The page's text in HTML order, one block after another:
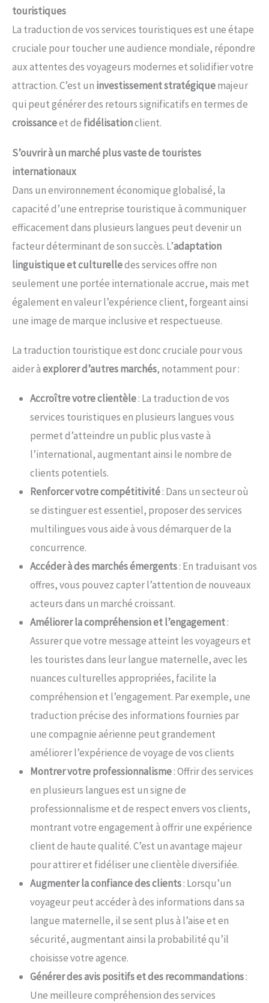
touristiques
La traduction de vos services touristiques est une étape
cruciale pour toucher une audience mondiale, répondre
aux attentes des voyageurs modernes et solidifier votre
attraction. C’est un investissement stratégiquemajeur
qui peut générer des retours significatifs en termes de
croissanceet de fidélisationclient.
S’ouvrir à un marché plus vaste de touristes
internationaux
Dans un environnement économique globalisé, la
capacité d’une entreprise touristique à communiquer
efficacement dans plusieurs langues peut devenir un
facteur déterminant de son succès. L’adaptation
linguistique et culturelledes services offre non
seulement une portée internationale accrue, mais met
également en valeur l’expérience client, forgeant ainsi
une image de marque inclusive et respectueuse.
La traduction touristique est donc cruciale pour vous
aider àexplorer d’autres marchés, notamment pour :
Accroître votre clientèle: La traduction de vos
services touristiques en plusieurs langues vous
permet d’atteindre un public plus vaste à
l’international, augmentant ainsi le nombre de
clients potentiels.
Renforcer votre compétitivité: Dans un secteur où
se distinguer est essentiel, proposer des services
multilingues vous aide à vous démarquer de la
concurrence.
Accéder à des marchés émergents: En traduisant vos
offres, vous pouvez capter l’attention de nouveaux
acteurs dans un marché croissant.
Améliorer la compréhension et l’engagement:
Assurer que votre message atteint les voyageurs et
les touristes dans leur langue maternelle, avec les
nuances culturelles appropriées, facilite la
compréhension et l’engagement. Par exemple, une
traduction précise des informations fournies par
une compagnie aérienne peut grandement
améliorer l’expérience de voyage de vos clients
Montrer votre professionnalisme: Offrir des services
en plusieurs langues est un signe de
professionnalisme et de respect envers vos clients,
montrant votre engagement à offrir une expérience
client de haute qualité. C’est un avantage majeur
pour attirer et fidéliser une clientèle diversifiée.
Augmenter la confiance des clients: Lorsqu’un
voyageur peut accéder à des informations dans sa
langue maternelle, il se sent plus à l’aise et en
sécurité, augmentant ainsi la probabilité qu’il
choisisse votre agence.
Générer des avis positifs et des recommandations:
Une meilleure compréhension des services